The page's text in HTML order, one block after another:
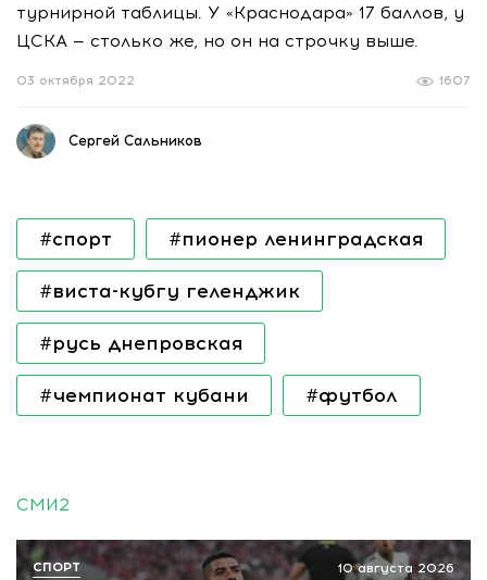
турнирной таблицы. У «Краснодара» 17 баллов, у
ЦСКА — столько же, но он на строчку выше.
1607
03 октября 2022
Сергей Сальников
#спорт #пионер ленинградская
#виста-кубгу геленджик
#русь днепровская
#чемпионат кубани #футбол
СМИ2
10 августа 2026
СПОРТ